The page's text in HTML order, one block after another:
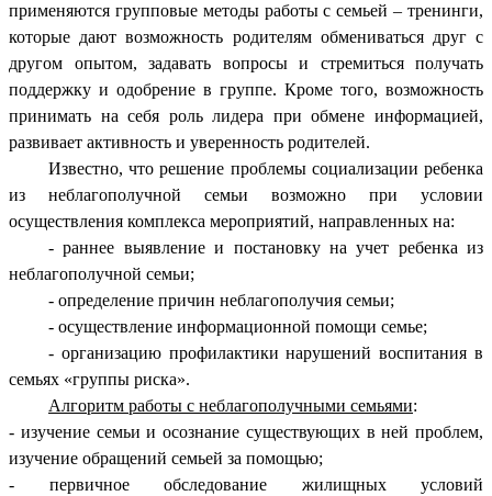
применяются групповые методы работы с семьей – тренинги,
которые дают возможность родителям обмениваться друг с
другом опытом, задавать вопросы и стремиться получать
поддержку и одобрение в группе. Кроме того, возможность
принимать на себя роль лидера при обмене информацией,
развивает активность и уверенность родителей.
Известно, что решение проблемы социализации ребенка
из неблагополучной семьи возможно при условии
осуществления комплекса мероприятий, направленных на:
- раннее выявление и постановку на учет ребенка из
неблагополучной семьи;
- определение причин неблагополучия семьи;
- осуществление информационной помощи семье;
- организацию профилактики нарушений воспитания в
семьях «группы риска».
Алгоритм работы с неблагополучными семьями:
- изучение семьи и осознание существующих в ней проблем,
изучение обращений семьей за помощью;
- первичное обследование жилищных условий